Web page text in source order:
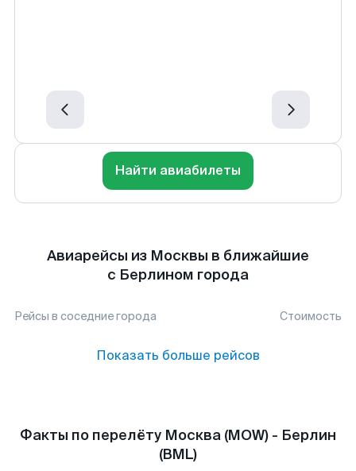
Найти авиабилеты
Авиарейсы из Москвы в ближайшие
с Берлином города
Рейсы в соседние города Стоимость
Показать больше рейсов
Факты по перелёту Москва (MOW) - Берлин
(BML)